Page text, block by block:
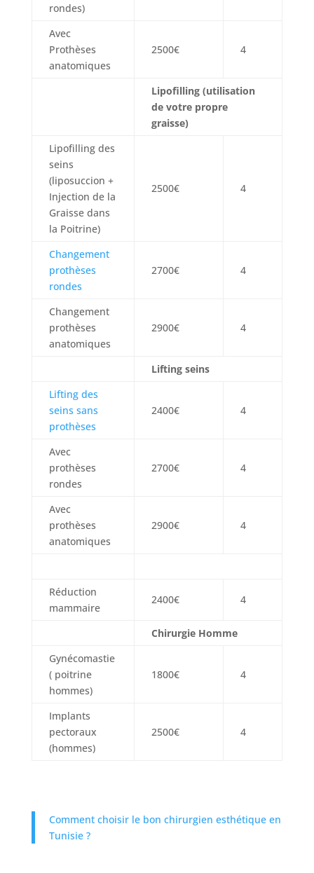
rondes)
Avec
Prothèses
anatomiques
2500€ 4
Lipofilling (utilisation
de votre propre
graisse)
Lipofilling des
seins
(liposuccion +
Injection de la
Graisse dans
la Poitrine)
2500€ 4
Changement
prothèses
rondes
2700€ 4
Changement
prothèses
anatomiques
2900€ 4
Lifting seins
Lifting des
seins sans
prothèses
2400€ 4
Avec
prothèses
rondes
2700€ 4
Avec
prothèses
anatomiques
2900€ 4
Réduction
mammaire
2400€ 4
Chirurgie Homme
Gynécomastie
( poitrine
hommes)
1800€ 4
Implants
pectoraux
(hommes)
2500€ 4
Comment choisir le bon chirurgien esthétique en
Tunisie ?